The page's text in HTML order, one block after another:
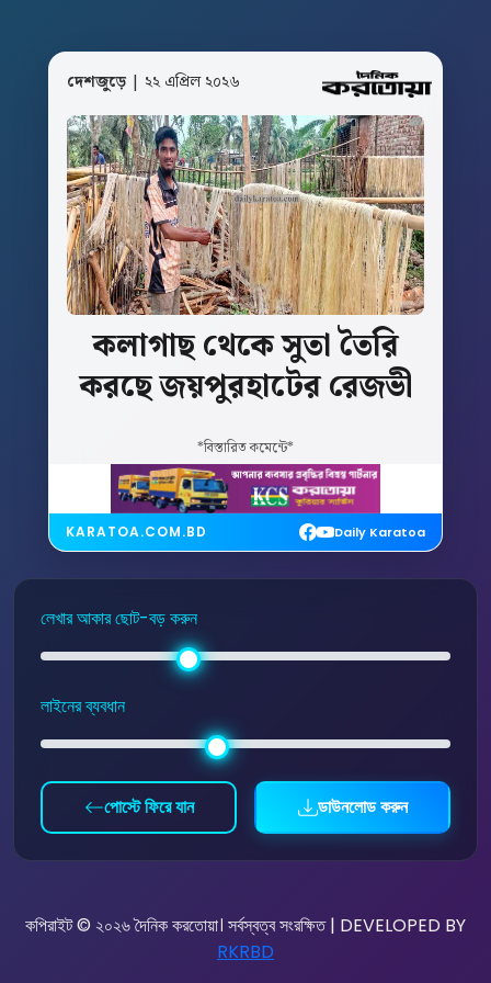
দেশজুড়ে| ২২ এপ্রিল ২০২৬
কলাগাছথেকেসুতাতৈরি
করছেজয়পুরহাটেররেজভী
*বিস্তারিত কমেন্টে*
KARATOA.COM.BD Daily Karatoa
লেখার আকার ছোট-বড় করুন
লাইনের ব্যবধান
পোস্টে ফিরে যান ডাউনলোড করুন
কপিরাইট © ২০২৬ দৈনিক করতোয়া। সর্বস্বত্ব সংরক্ষিত | DEVELOPED BY
RKRBD